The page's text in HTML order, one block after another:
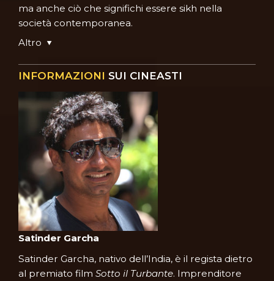
ma anche ciò che significhi essere sikh nella
società contemporanea.
Altro
INFORMAZIONI SUI CINEASTI
Satinder Garcha
Satinder Garcha, nativo dell’India, è il regista dietro
al premiato film Sotto il Turbante. Imprenditore